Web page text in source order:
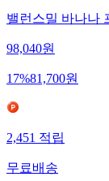
밸런스밀 바나나
98,040원
17%81,700원
2,451적립
무료배송